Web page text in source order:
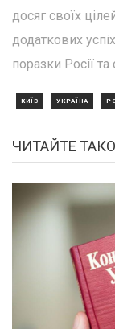
досяг своїх
додаткових
поразки Росії та
КИЇВ УКРАЇНА
ЧИТАЙТЕ